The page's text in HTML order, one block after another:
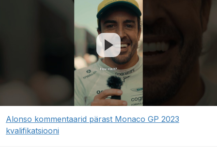
Alonso kommentaarid pärast Monaco GP 2023
kvalifikatsiooni